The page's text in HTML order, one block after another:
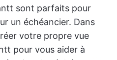
sont parfaits pour
un échéancier. Dans
votre propre vue
pour vous aider à